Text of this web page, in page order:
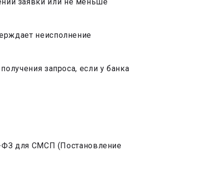
неисполнение
запроса, если у банка
ФЗ для СМСП (Постановление